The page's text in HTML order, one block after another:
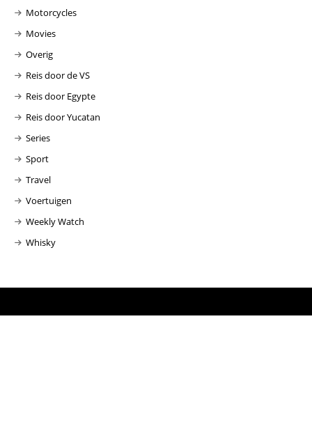
Motorcycles
Movies
Overig
Reis door de VS
Reis door Egypte
Reis door Yucatan
Series
Sport
Travel
Voertuigen
Weekly Watch
Whisky